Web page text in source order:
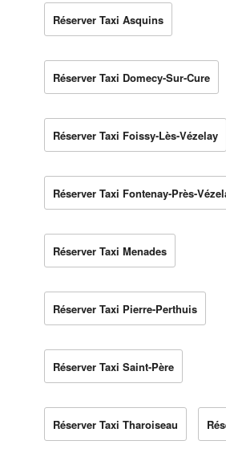
Réserver Taxi Asquins
Réserver Taxi Domecy-Sur-Cure
Réserver Taxi Foissy-Lès-Vézelay
Réserver Taxi Fontenay-Près-
Réserver Taxi Menades
Réserver Taxi Pierre-Perthuis
Réserver Taxi Saint-Père
Réserver Taxi Tharoiseau